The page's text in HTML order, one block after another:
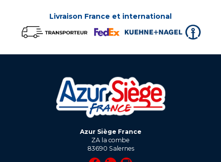
Livraison France et international
Azur Siège France
ZA la combe
83690 Salernes